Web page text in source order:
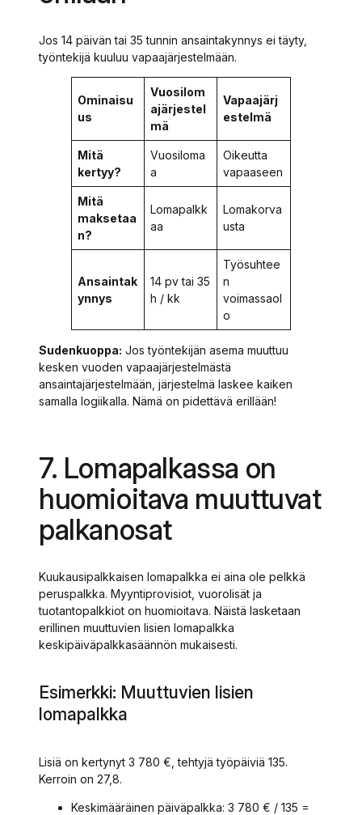
Jos 14 päivän tai 35 tunnin ansaintakynnys ei täyty,
työntekijä kuuluu vapaajärjestelmään.
Ominaisu
us
Vuosilom
ajärjestel
mä
Vapaajärj
estelmä
Mitä
kertyy?
Vuosiloma
a
Oikeutta
vapaaseen
Mitä
maksetaa
n?
Lomapalkk
aa
Lomakorva
usta
Ansaintak
ynnys
14 pv tai 35
h / kk
Työsuhtee
n
voimassaol
o
Sudenkuoppa: Jos työntekijän asema muuttuu
kesken vuoden vapaajärjestelmästä
ansaintajärjestelmään, järjestelmä laskee kaiken
samalla logiikalla. Nämä on pidettävä erillään!
7. Lomapalkassa on
huomioitava muuttuvat
palkanosat
Kuukausipalkkaisen lomapalkka ei aina ole pelkkä
peruspalkka. Myyntiprovisiot, vuorolisät ja
tuotantopalkkiot on huomioitava. Näistä lasketaan
erillinen muuttuvien lisien lomapalkka
keskipäiväpalkkasäännön mukaisesti.
Esimerkki: Muuttuvien lisien
lomapalkka
Lisiä on kertynyt 3 780 €, tehtyjä työpäiviä 135.
Kerroin on 27,8.
Keskimääräinen päiväpalkka: 3 780 € / 135 =